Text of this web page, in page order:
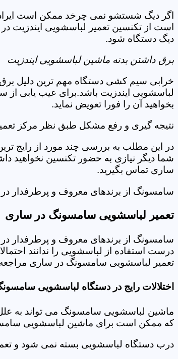
اگر دیگ شستشو نمی چرخد ممکن است ایراد
است از تکنسین تعمیر لباسشویی ایندزیت
دیگ دستگاه شود.
برق داشتن بدنه ماشین لباسشویی ایندزیت
خرابی سیم کشی دستگاه مهم ترین دلیل
لباسشویی ایندزیت باشد.برای عیب یابی
بخواهید آن را فورا تعویض نماید.
نتیجه گیری و رفع مشکل طبق نظر مرکز
در این مطلب به بررسی چند مورد از رایج
شما دیگر نیازی به حضور تکنسین نخواهید
ساری تماس بگیرید.
سامسونگ از برندهای معروف و پرطرفدار در
تعمیر لباسشویی سامسونگ در ساری
سامسونگ از برندهای معروف و پرطرفدار
درست استفاده از لباسشویی را ندانند
تعمیر لباسشویی سامسونگ در ساری مراجعه
اختلالات رایج در دستگاه لباسشویی
ماشین لباسشویی سامسونگ می تواند به علل
که ممکن است برای ماشین لباسشویی
درب دستگاه لباسشویی بسته نمی شود و